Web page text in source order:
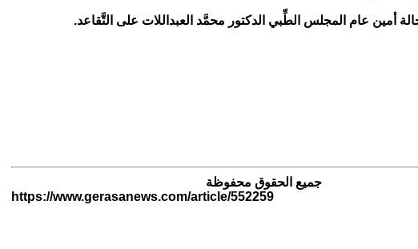
أمين عام المجلس الطِّبي الدكتور محمَّد العبداللات على التَّقاعد.
جميع الحقوق محفوظة
https://www.gerasanews.com/article/552259